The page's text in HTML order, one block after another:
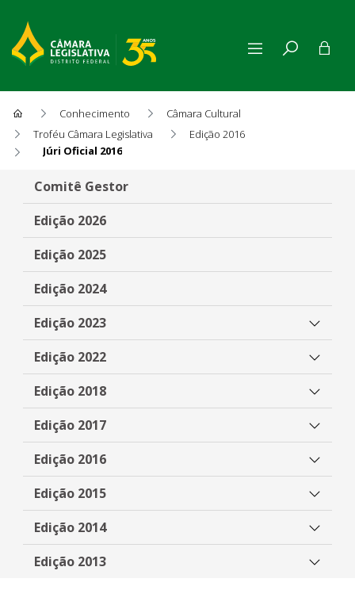
Conhecimento
Câmara Cultural
Troféu Câmara Legislativa
Edição 2016
Júri Oficial 2016
Júri Oficial 2016
Comitê Gestor
Edição 2026
Edição 2025
Edição 2024
Edição 2023
Edição 2022
Edição 2018
Edição 2017
Edição 2016
Edição 2015
Edição 2014
Edição 2013